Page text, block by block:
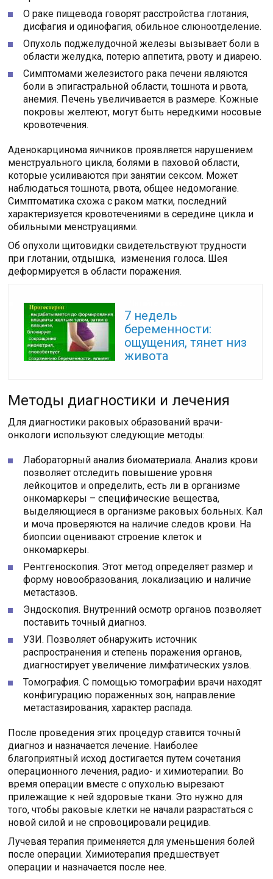
О раке пищевода говорят расстройства глотания,
дисфагия и одинофагия, обильное слюноотделение.
Опухоль поджелудочной железы вызывает боли в
области желудка, потерю аппетита, рвоту и диарею.
Симптомами железистого рака печени являются
боли в эпигастральной области, тошнота и рвота,
анемия. Печень увеличивается в размере. Кожные
покровы желтеют, могут быть нередкими носовые
кровотечения.
Аденокарцинома яичников проявляется нарушением
менструального цикла, болями в паховой области,
которые усиливаются при занятии сексом. Может
наблюдаться тошнота, рвота, общее недомогание.
Симптоматика схожа с раком матки, последний
характеризуется кровотечениями в середине цикла и
обильными менструациями.
Об опухоли щитовидки свидетельствуют трудности
при глотании, отдышка, изменения голоса. Шея
деформируется в области поражения.
7 недель
беременности:
ощущения, тянет низ
живота
Методы диагностики и лечения
Для диагностики раковых образований врачи-
онкологи используют следующие методы:
Лабораторный анализ биоматериала. Анализ крови
позволяет отследить повышение уровня
лейкоцитов и определить, есть ли в организме
онкомаркеры – специфические вещества,
выделяющиеся в организме раковых больных. Кал
и моча проверяются на наличие следов крови. На
биопсии оценивают строение клеток и
онкомаркеры.
Рентгеноскопия. Этот метод определяет размер и
форму новообразования, локализацию и наличие
метастазов.
Эндоскопия. Внутренний осмотр органов позволяет
поставить точный диагноз.
УЗИ. Позволяет обнаружить источник
распространения и степень поражения органов,
диагностирует увеличение лимфатических узлов.
Томография. С помощью томографии врачи находят
конфигурацию пораженных зон, направление
метастазирования, характер распада.
После проведения этих процедур ставится точный
диагноз и назначается лечение. Наиболее
благоприятный исход достигается путем сочетания
операционного лечения, радио- и химиотерапии. Во
время операции вместе с опухолью вырезают
прилежащие к ней здоровые ткани. Это нужно для
того, чтобы раковые клетки не начали разрастаться с
новой силой и не спровоцировали рецидив.
Лучевая терапия применяется для уменьшения болей
после операции. Химиотерапия предшествует
операции и назначается после нее.